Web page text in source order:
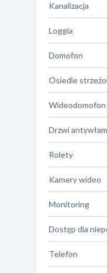
Kanalizacja
Loggia
Domofon
Osiedle
Wideodomofon
Drzwi
Rolety
Kamery wideo
Monitoring
Dostęp dla
Telefon